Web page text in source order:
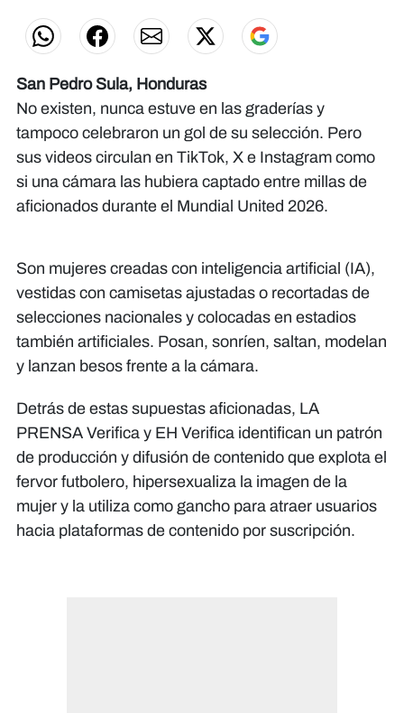
San Pedro Sula, Honduras
No existen, nunca estuve en las graderías y
tampoco celebraron un gol de su selección. Pero
sus videos circulan en TikTok, X e Instagram como
si una cámara las hubiera captado entre millas de
aficionados durante el Mundial United 2026.
Son mujeres creadas con inteligencia artificial (IA),
vestidas con camisetas ajustadas o recortadas de
selecciones nacionales y colocadas en estadios
también artificiales. Posan, sonríen, saltan, modelan
y lanzan besos frente a la cámara.
Detrás de estas supuestas aficionadas, LA
PRENSA Verifica y EH Verifica identifican un patrón
de producción y difusión de contenido que explota el
fervor futbolero, hipersexualiza la imagen de la
mujer y la utiliza como gancho para atraer usuarios
hacia plataformas de contenido por suscripción.